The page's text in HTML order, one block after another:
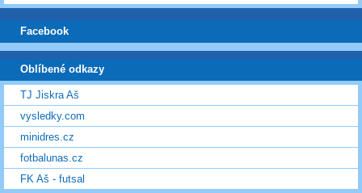
Facebook
Oblíbené odkazy
TJ Jiskra Aš
vysledky.com
minidres.cz
fotbalunas.cz
FK Aš - futsal